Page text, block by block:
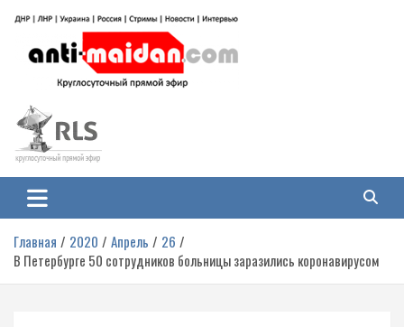
содержимому
Антимайдан: Гражданская война
на Украине
гражданской войне на Украине, включая события в Новороссии, ДНР,
ЛНР и других регионах.
Главная 2020 Апрель
26
В Петербурге 50 сотрудников больницы заразились коронавирусом